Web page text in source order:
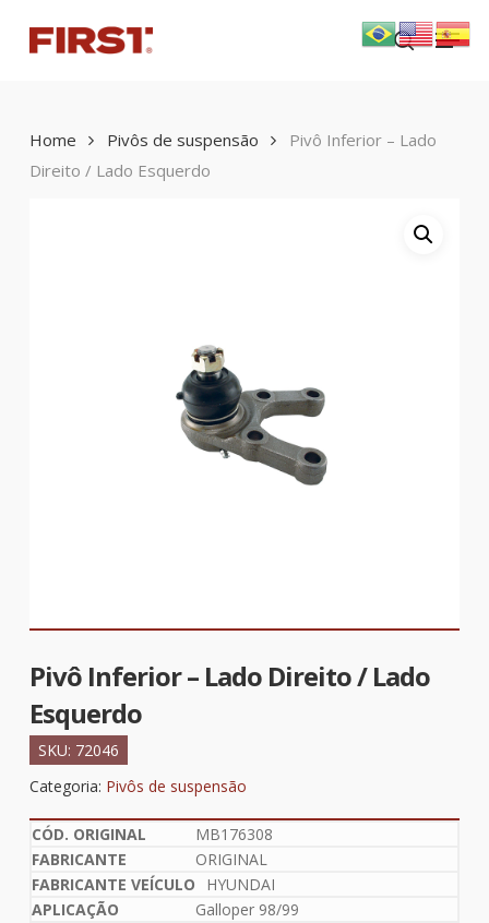
main
search
Menu
Home Pivôs de suspensão
Pivô Inferior – Lado
Direito / Lado Esquerdo
Pivô Inferior – Lado Direito / Lado
Esquerdo
SKU: 72046
Categoria: Pivôs de suspensão
MB176308
ORIGINAL
HYUNDAI
Galloper 98/99